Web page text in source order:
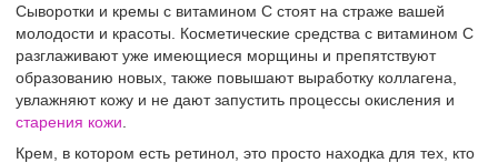
Сыворотки и кремы с витамином С стоят на страже вашей
молодости и красоты. Косметические средства с витамином С
разглаживают уже имеющиеся морщины и препятствуют
образованию новых, также повышают выработку коллагена,
увлажняют кожу и не дают запустить процессы окисления и
старения кожи
Крем, в котором есть ретинол, это просто находка для тех, кто